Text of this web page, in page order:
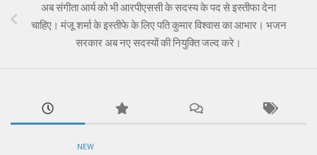
अब संगीता आर्य को भी आरपीएससी के सदस्य के पद से इस्तीफा देना
चाहिए। मंजू शर्मा के इस्तीफे के लिए पति कुमार विश्वास का आभार। भजन
सरकार अब नए सदस्यों की नियुक्ति जल्द करे।
NEW